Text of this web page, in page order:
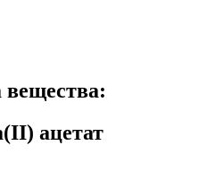
вещества:
ацетат